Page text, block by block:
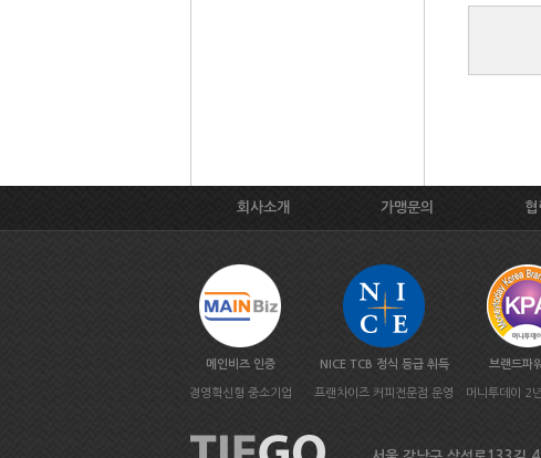
회사소개 가맹문의 협
메인비즈 인증
경영혁신형 중소기업
NICE TCB 정식 등급 취득
프랜차이즈 커피전문점 운영
브랜드파
머니투데이 2